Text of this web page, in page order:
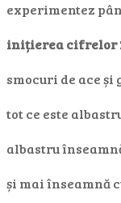
experimentez
inițierea cifrelor
smocuri de ace și
tot ce este
albastru
și mai înseamnă